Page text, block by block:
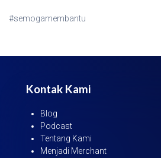
#semogamembantu
Kontak Kami
Blog
Podcast
Tentang Kami
Menjadi Merchant